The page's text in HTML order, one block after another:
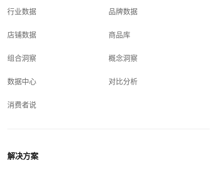
行业数据 品牌数据
店铺数据 商品库
组合洞察 概念洞察
数据中心 对比分析
消费者说
解决方案